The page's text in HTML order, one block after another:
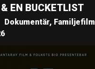
EN BUCKETLIST
Dokumentär, Familjefilm